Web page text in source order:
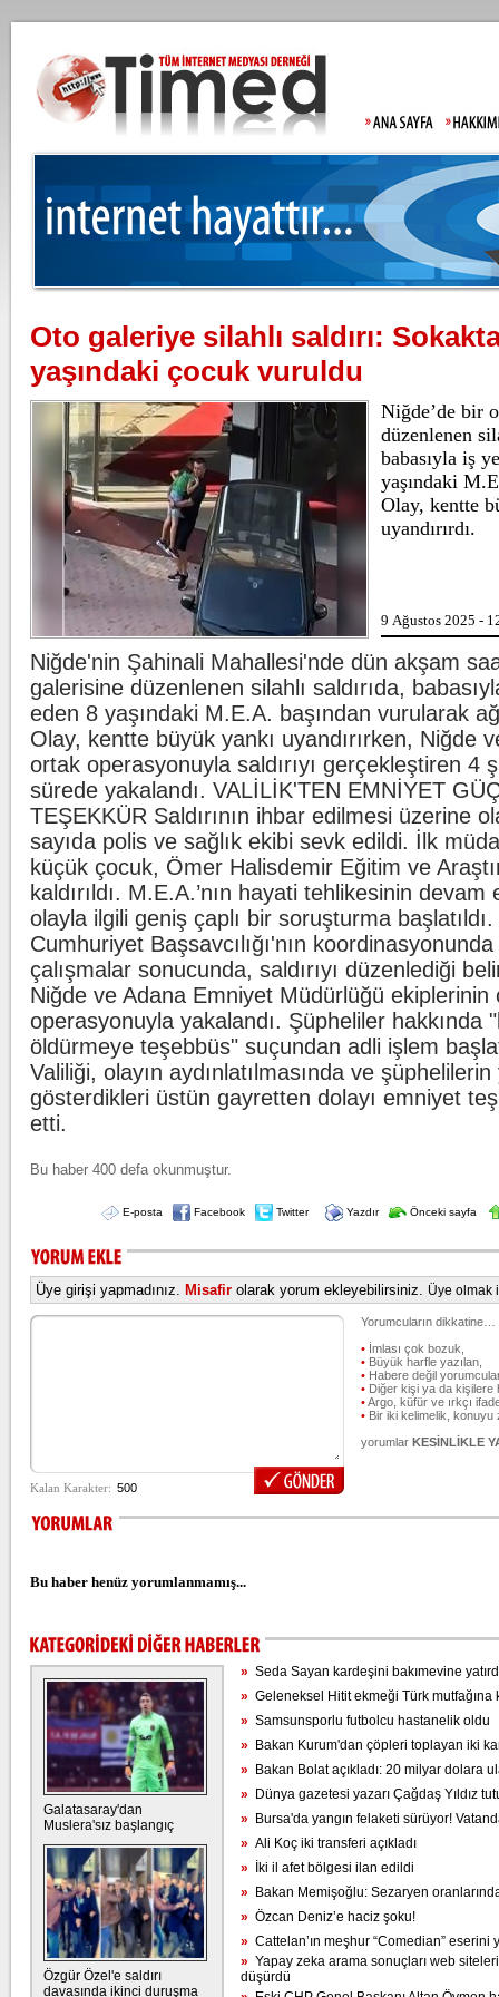
Oto galeriye silahlı saldırı:
yaşındaki çocuk vuruldu
Niğde’de bir
düzenlenen
babasıyla iş
yaşındaki
Olay, kentte
uyandırırdı.
9 Ağustos 2025 -
Niğde'nin Şahinali Mahallesi'nde dün akşam
galerisine düzenlenen silahlı saldırıda,
eden 8 yaşındaki M.E.A. başından vurularak
Olay, kentte büyük yankı uyandırırken, Niğde
ortak operasyonuyla saldırıyı gerçekleştiren 4
sürede yakalandı. VALİLİK'TEN EMNİYET
TEŞEKKÜR Saldırının ihbar edilmesi üzerine
sayıda polis ve sağlık ekibi sevk edildi. İlk
küçük çocuk, Ömer Halisdemir Eğitim ve
kaldırıldı. M.E.A.’nın hayati tehlikesinin
olayla ilgili geniş çaplı bir soruşturma
Cumhuriyet Başsavcılığı'nın
çalışmalar sonucunda, saldırıyı düzenlediği
Niğde ve Adana Emniyet Müdürlüğü ekiplerinin
operasyonuyla yakalandı. Şüpheliler hakkında
öldürmeye teşebbüs" suçundan adli işlem
Valiliği, olayın aydınlatılmasında ve
gösterdikleri üstün gayretten dolayı emniyet
etti.
Bu haber 400 defa okunmuştur.
E-posta Facebook Twitter Yazdır Önceki sayfa
Üye girişi yapmadınız. Misafir olarak yorum ekleyebilirsiniz. Üye olmak
Yorumcuların dikkatine…
• İmlası çok bozuk,
• Büyük harfle yazılan,
• Habere değil
• Diğer kişi ya da kişilere
•Argo, küfür ve ırkçı
• Bir iki kelimelik, konuyu
yorumlar KESİNLİKLE
Bu haber henüz yorumlanmamış...
Galatasaray'dan
Muslera'sız başlangıç
Özgür Özel'e saldırı
davasında ikinci duruşma
» Seda Sayan kardeşini bakımevine
» Geleneksel Hitit ekmeği Türk mutfağına
» Samsunsporlu futbolcu hastanelik oldu
» Bakan Kurum'dan çöpleri toplayan iki
» Bakan Bolat açıkladı: 20 milyar dolara
» Dünya gazetesi yazarı Çağdaş Yıldız
» Bursa'da yangın felaketi sürüyor!
» Ali Koç iki transferi açıkladı
» İki il afet bölgesi ilan edildi
» Bakan Memişoğlu: Sezaryen
» Özcan Deniz’e haciz şoku!
» Cattelan’ın meşhur “Comedian” eserini
» Yapay zeka arama sonuçları web
düşürdü
Gülistan Doku'nun babasından
Allah'tan korkmadınız!
adliyeye sevk
Lahmacun ve kebapta hile!
Tarım ve Orman
ürünlerinde
markaları
...
Beşiktaş'ta şok sakatlık
ligaman
duyurdu.
Kılıçdaroğlu'ndan esnafa
CHP Genel
Kılıçdaroğlu,
ziyareti yaptı.
yöneticileri eşlik